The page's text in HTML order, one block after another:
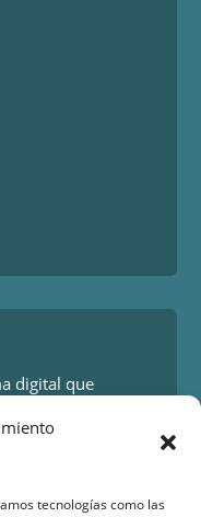
tecnologías como las
digital que